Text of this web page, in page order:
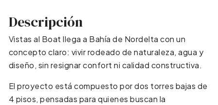
Descripción
Vistas al Boat llega a Bahía de Nordelta con un
concepto claro: vivir rodeado de naturaleza, agua y
diseño, sin resignar confort ni calidad constructiva.
El proyecto está compuesto por dos torres bajas de
4 pisos, pensadas para quienes buscan la